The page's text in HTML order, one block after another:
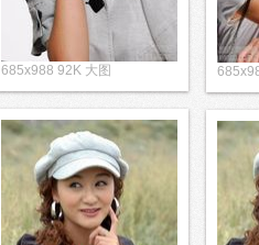
685x988 92K 大图